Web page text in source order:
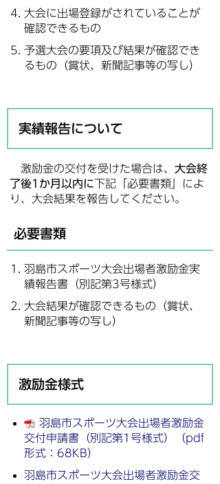
大会に出場登録がされていることが
確認できるもの
予選大会の要項及び結果が確認でき
るもの（賞状、新聞記事等の写し）
実績報告について
激励金の交付を受けた場合は、 大会終
了後1か月以内に
下記「必要書類」によ
り、大会結果を報告してください。
必要書類
羽島市スポーツ大会出場者激励金実
績報告書（別記第3号様式）
大会結果が確認できるもの（賞状、
新聞記事等の写し）
激励金様式
羽島市スポーツ大会出場者激励金
交付申請書（別記第1号様式）（pdf
形式：68KB）
羽島市スポーツ大会出場者激励金交